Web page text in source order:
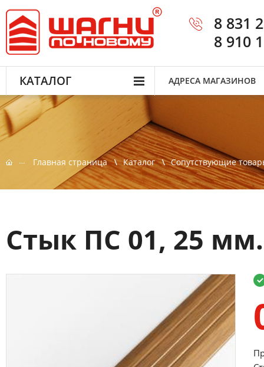
8 831
8 910
КАТАЛОГ АДРЕСА МАГАЗИНОВ
Главная страница Каталог Сопутствующие
Стык ПС 01, 25 мм.